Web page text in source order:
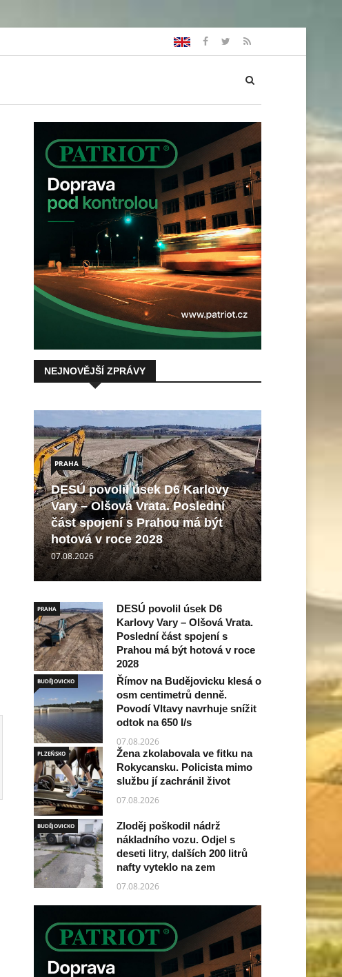
NEJNOVĚJŠÍ ZPRÁVY
PRAHA
DESÚ povolil úsek D6 Karlovy
Vary – Olšová Vrata. Poslední
část spojení s Prahou má být
hotová v roce 2028
07.08.2026
PRAHA
DESÚ povolil úsek D6
Karlovy Vary – Olšová Vrata.
Poslední část spojení s
Prahou má být hotová v roce
2028
07.08.2026
BUDĚJOVICKO
Římov na Budějovicku klesá o
osm centimetrů denně.
Povodí Vltavy navrhuje snížit
odtok na 650 l/s
07.08.2026
PLZEŇSKO
Žena zkolabovala ve fitku na
Rokycansku. Policista mimo
službu jí zachránil život
07.08.2026
BUDĚJOVICKO
Zloděj poškodil nádrž
nákladního vozu. Odjel s
deseti litry, dalších 200 litrů
nafty vyteklo na zem
07.08.2026